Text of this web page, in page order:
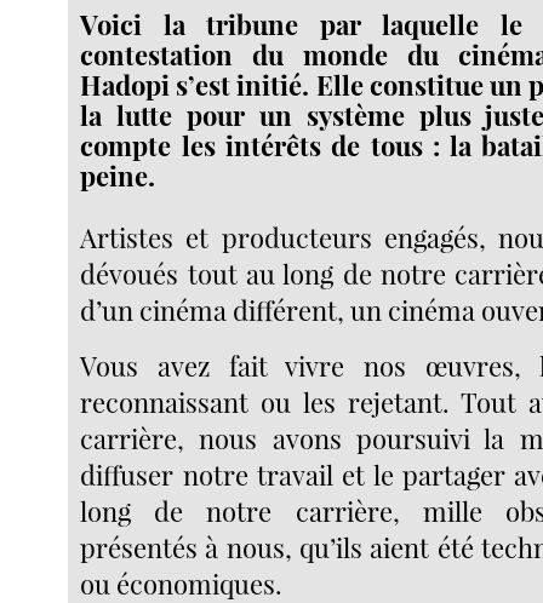
Voici la tribune par laquelle le
contestation du monde du
Hadopi s’est initié. Elle constitue un
la lutte pour un système plus
compte les intérêts de tous : la
peine.
Artistes et producteurs engagés,
dévoués tout au long de notre
d’un cinéma différent, un cinéma
Vous avez fait vivre nos œuvres,
reconnaissant ou les rejetant. Tout
carrière, nous avons poursuivi la
diffuser notre travail et le partager
long de notre carrière, mille
présentés à nous, qu’ils aient été
ou économiques.